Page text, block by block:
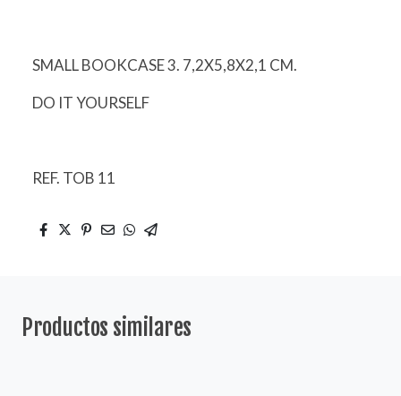
SMALL BOOKCASE 3. 7,2X5,8X2,1 CM.
DO IT YOURSELF
REF. TOB 11
Productos similares